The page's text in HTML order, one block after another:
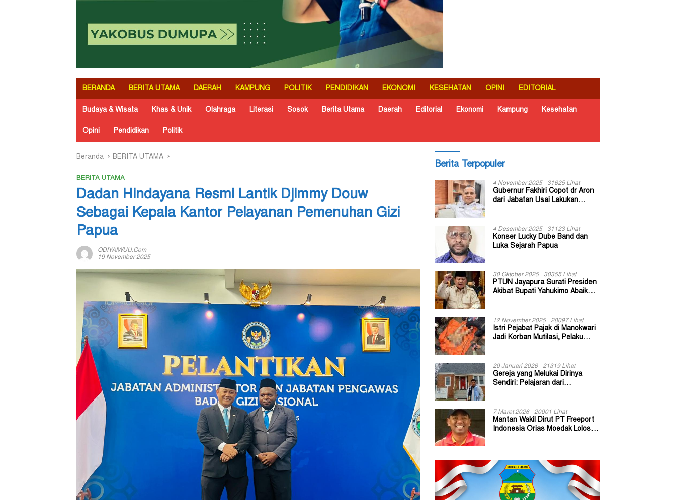
BERANDA BERITA UTAMA DAERAH KAMPUNG POLITIK PENDIDIKAN EKONOMI KESEHATAN OPINI EDITORIAL
Budaya & Wisata Khas & Unik Olahraga Literasi Sosok Berita Utama Daerah Editorial Ekonomi Kampung Kesehatan
Opini Pendidikan Politik
Beranda BERITA UTAMA
BERITA UTAMA
Dadan Hindayana Resmi Lantik Djimmy Douw
Sebagai Kepala Kantor Pelayanan Pemenuhan Gizi
Papua
ODIYAIWUU.com
19 November 2025
Berita Terpopuler
4 November 2025 31625 Lihat
Gubernur Fakhiri Copot dr Aron
dari Jabatan Usai Lakukan
4 Desember 2025 31123 Lihat
Konser Lucky Dube Band dan
Luka Sejarah Papua
30 Oktober 2025 30355 Lihat
PTUN Jayapura Surati Presiden
Akibat Bupati Yahukimo Abaikan
12 November 2025 28097 Lihat
Istri Pejabat Pajak di Manokwari
Jadi Korban Mutilasi, Pelaku
20 Januari 2026 21319 Lihat
Gereja yang Melukai Dirinya
Sendiri: Pelajaran dari
7 Maret 2026 20001 Lihat
Mantan Wakil Dirut PT Freeport
Indonesia Orias Moedak Lolos